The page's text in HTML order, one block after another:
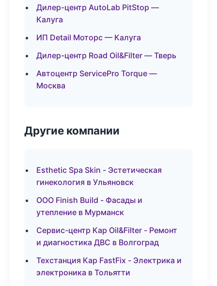
Дилер-центр AutoLab PitStop —
Калуга
ИП Detail Моторс — Калуга
Дилер-центр Road Oil&Filter — Тверь
Автоцентр ServicePro Torque —
Москва
Другие компании
Esthetic Spa Skin - Эстетическая
гинекология в Ульяновск
ООО Finish Build - Фасады и
утепление в Мурманск
Сервис-центр Кар Oil&Filter - Ремонт
и диагностика ДВС в Волгоград
Техстанция Кар FastFix - Электрика и
электроника в Тольятти